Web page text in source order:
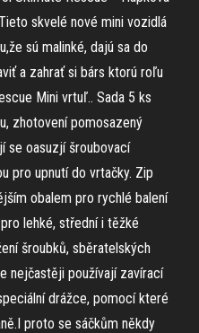
skvelé nové mini vozidlá
sú malinké, dajú sa do
a zahrať si bárs ktorú roľu
Mini vrtuľ.. Sada 5 ks
zhotovení pomosazený
se oasuzjí šroubovací
pro upnutí do vrtačky. Zip
obalem pro rychlé balení
lehké, střední i těžké
šroubků, sběratelských
nejčastěji používají zavírací
drážce, pomocí které
proto se sáčkům někdy